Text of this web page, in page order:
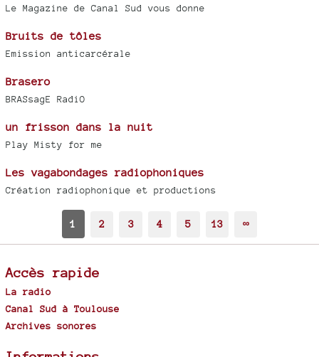
Le Magazine de Canal Sud vous donne
Bruits de tôles
Emission anticarcérale
Brasero
BRASsagE RadiO
un frisson dans la nuit
Play Misty for me
Les vagabondages radiophoniques
Création radiophonique et productions
1 2 3 4 5 13 ∞
Accès rapide
La radio
Canal Sud à Toulouse
Archives sonores